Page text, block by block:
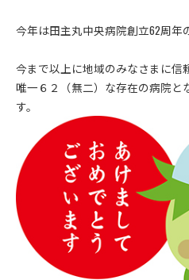
今年は田主丸中央病院創立62周年
今まで以上に地域のみなさまに信
唯一６２（無二）な存在の病院と
す。